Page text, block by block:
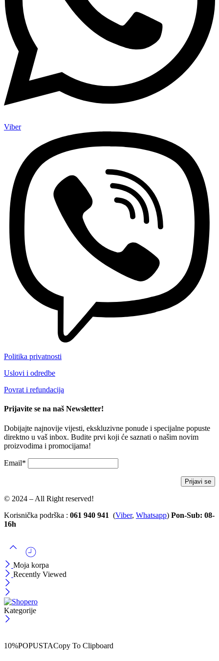
Viber
Politika privatnosti
Uslovi i odredbe
Povrat i refundacija
Prijavite se na naš Newsletter!
Dobijajte najnovije vijesti, ekskluzivne ponude i specijalne popuste
direktno u vaš inbox. Budite prvi koji će saznati o našim novim
proizvodima i promocijama!
Email*
© 2024 – All Right reserved!
Korisnička podrška : 061 940 941 (Viber, Whatsapp) Pon-Sub: 08-
16h
Moja korpa
Recently Viewed
Kategorije
10%POPUSTACopy To Clipboard